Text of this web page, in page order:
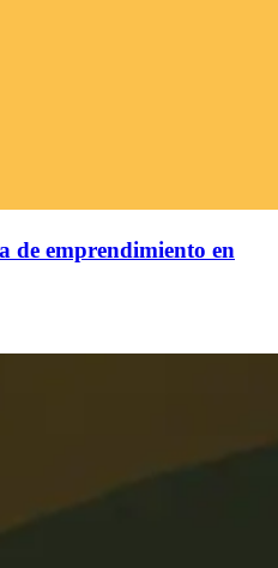
de emprendimiento en